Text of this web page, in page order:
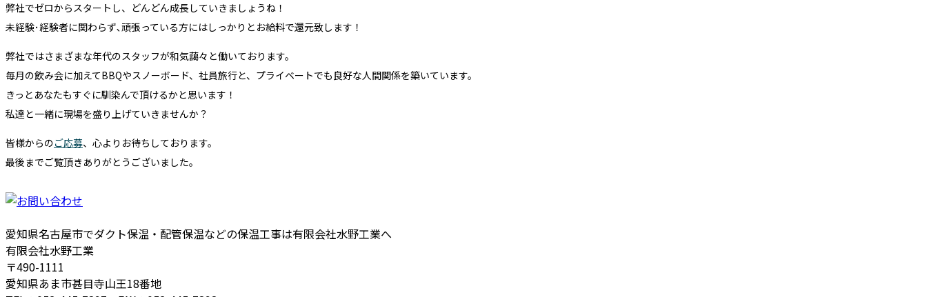
弊社でゼロからスタートし、どんどん成長していきましょうね！
未経験･経験者に関わらず､頑張っている方にはしっかりとお給料で還元致します！
弊社ではさまざまな年代のスタッフが和気藹々と働いております。
毎月の飲み会に加えてBBQやスノーボード、社員旅行と、プライベートでも良好な人間関係を築いています。
きっとあなたもすぐに馴染んで頂けるかと思います！
私達と一緒に現場を盛り上げていきませんか？
皆様からのご応募、心よりお待ちしております。
最後までご覧頂きありがとうございました。
愛知県名古屋市でダクト保温・配管保温などの保温工事は有限会社水野工業へ
有限会社水野工業
〒490-1111
愛知県あま市甚目寺山王18番地